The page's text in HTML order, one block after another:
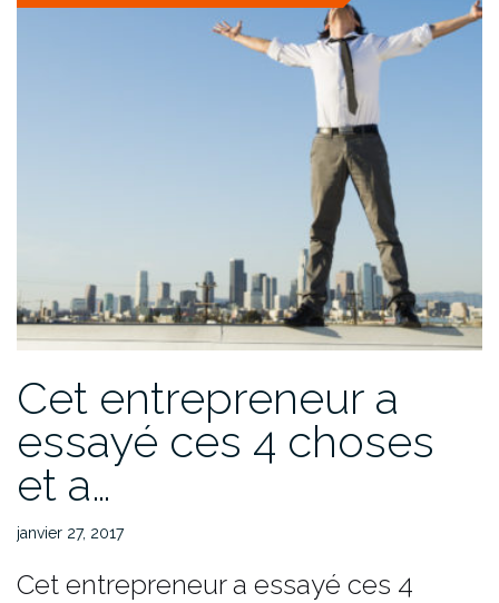
Cet entrepreneur a
essayé ces 4 choses
et a…
janvier 27, 2017
Cet entrepreneur a essayé ces 4